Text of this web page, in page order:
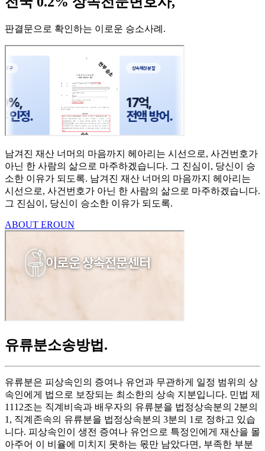
판결문으로 확인하는 이로운 승소사례 .
남겨진 재산 너머의 마음까지 헤아리는 시선으로, 사건번호가
아닌 한 사람의 삶으로 마주하겠습니다. 그 진심이, 당신이 승
소한 이유가 되도록. 남겨진 재산 너머의 마음까지 헤아리는
시선으로, 사건번호가 아닌 한 사람의 삶으로 마주하겠습니다.
그 진심이, 당신이 승소한 이유가 되도록.
ABOUT EROUN
유류분소송방법 .
유류분은 피상속인의 증여나 유언과 무관하게 일정 범위의 상
속인에게 법으로 보장되는 최소한의 상속 지분입니다. 민법 제
1112조는 직계비속과 배우자의 유류분을 법정상속분의 2분의
1, 직계존속의 유류분을 법정상속분의 3분의 1로 정하고 있습
니다. 피상속인이 생전 증여나 유언으로 특정인에게 재산을 몰
아주어 이 비율에 미치지 못하는 몫만 남았다면, 부족한 부분